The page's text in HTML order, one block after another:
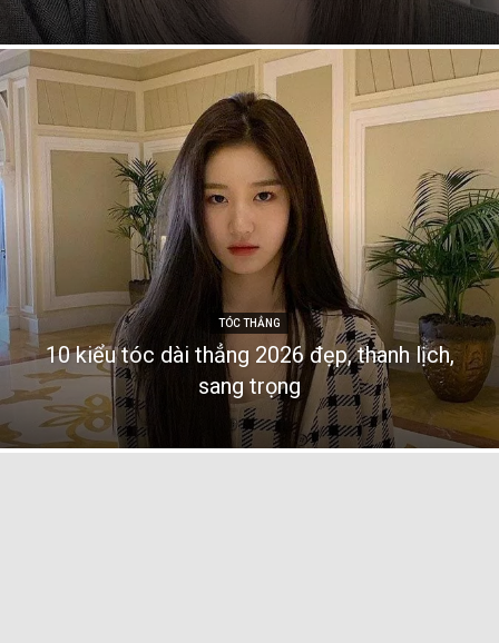
TÓC THẲNG
10 kiểu tóc dài thẳng 2026 đẹp, thanh lịch,
sang trọng